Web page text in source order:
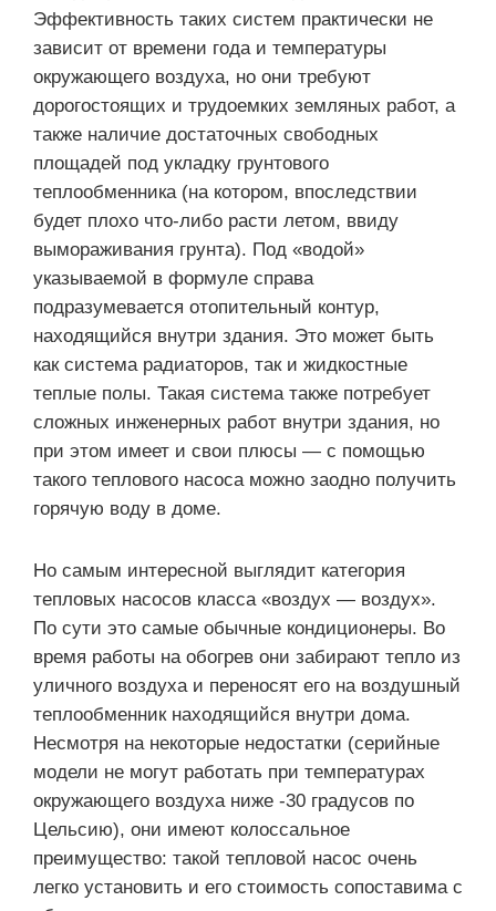
Эффективность таких систем практически не
зависит от времени года и температуры
окружающего воздуха, но они требуют
дорогостоящих и трудоемких земляных работ, а
также наличие достаточных свободных
площадей под укладку грунтового
теплообменника (на котором, впоследствии
будет плохо что-либо расти летом, ввиду
вымораживания грунта). Под «водой»
указываемой в формуле справа
подразумевается отопительный контур,
находящийся внутри здания. Это может быть
как система радиаторов, так и жидкостные
теплые полы. Такая система также потребует
сложных инженерных работ внутри здания, но
при этом имеет и свои плюсы — с помощью
такого теплового насоса можно заодно получить
горячую воду в доме.
Но самым интересной выглядит категория
тепловых насосов класса «воздух — воздух».
По сути это самые обычные кондиционеры. Во
время работы на обогрев они забирают тепло из
уличного воздуха и переносят его на воздушный
теплообменник находящийся внутри дома.
Несмотря на некоторые недостатки (серийные
модели не могут работать при температурах
окружающего воздуха ниже -30 градусов по
Цельсию), они имеют колоссальное
преимущество: такой тепловой насос очень
легко установить и его стоимость сопоставима с